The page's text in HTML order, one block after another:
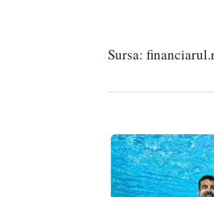
Sursa: